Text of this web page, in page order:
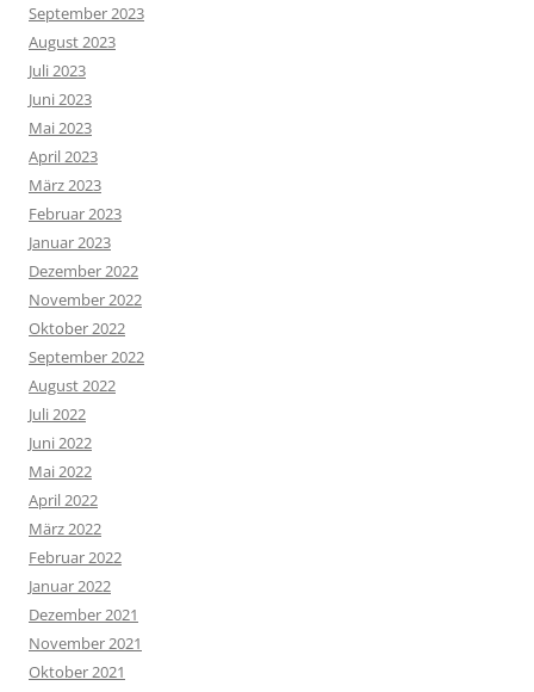
September 2023
August 2023
Juli 2023
Juni 2023
Mai 2023
April 2023
März 2023
Februar 2023
Januar 2023
Dezember 2022
November 2022
Oktober 2022
September 2022
August 2022
Juli 2022
Juni 2022
Mai 2022
April 2022
März 2022
Februar 2022
Januar 2022
Dezember 2021
November 2021
Oktober 2021